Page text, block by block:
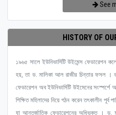
See
HISTORY OF
১৯৬৫ সালে ইউনিভার্সিটি উইমেন্স ফেডারেশন
হয়, তা ড. মালিকা আল রাজীর চিন্তার ফসল ।
ফেডারেশন অব ইউনিভার্সিটি উইমেনের সংস্পর্শে
শিক্ষিত মহিলাদের নিয়ে গঠন করেন তৎকালীন পূর্ব
যা আন্তর্জাতিক ফেডারেশনের অধিভুক্ত । ড.